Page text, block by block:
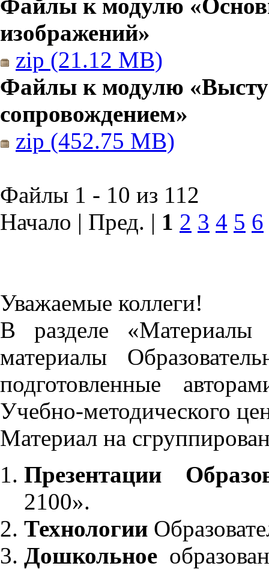
Файлы к модулю
изображений»
zip (21.12 MB)
Файлы к модулю
сопровождением»
zip (452.75 MB)
Файлы 1 - 10 из 112
Начало | Пред. | 1 2 3 4 5 6
Уважаемые коллеги!
В разделе «Материалы
материалы
подготовленные
Учебно-методического
Материал на
Презентации
2100».
Технологии
Дошкольное